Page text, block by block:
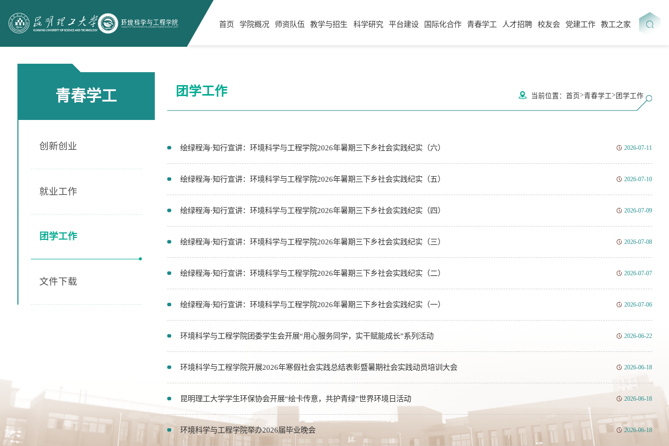
首页 学院概况 师资队伍 教学与招生 科学研究 平台建设 国际化合作 青春学工 人才招聘 校友会 党建工作 教工之家
青春学工
创新创业
就业工作
团学工作
文件下载
团学工作 当前位置： 首页>青春学工> 团学工作
绘绿程海·知行宣讲：环境科学与工程学院2026年暑期三下乡社会实践纪实（六） 2026-07-11
绘绿程海·知行宣讲：环境科学与工程学院2026年暑期三下乡社会实践纪实（五） 2026-07-10
绘绿程海·知行宣讲：环境科学与工程学院2026年暑期三下乡社会实践纪实（四） 2026-07-09
绘绿程海·知行宣讲：环境科学与工程学院2026年暑期三下乡社会实践纪实（三） 2026-07-08
绘绿程海·知行宣讲：环境科学与工程学院2026年暑期三下乡社会实践纪实（二） 2026-07-07
绘绿程海·知行宣讲：环境科学与工程学院2026年暑期三下乡社会实践纪实（一） 2026-07-06
环境科学与工程学院团委学生会开展“用心服务同学，实干赋能成长”系列活动 2026-06-22
环境科学与工程学院开展2026年寒假社会实践总结表彰暨暑期社会实践动员培训大会 2026-06-18
昆明理工大学学生环保协会开展“绘卡传意，共护青绿”世界环境日活动 2026-06-18
环境科学与工程学院举办2026届毕业晚会 2026-06-18